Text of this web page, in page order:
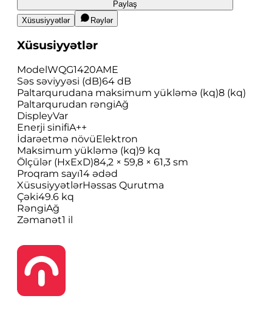
Paylaş
Xüsusiyyətlər
Rəylər
Xüsusiyyətlər
ModelWQG1420AME
Səs səviyyəsi (dB)64 dB
Paltarqurudana maksimum yükləmə (kq)8 (kq)
Paltarqurudan rəngiAğ
DispleyVar
Enerji sinifiA++
İdarəetmə növüElektron
Maksimum yükləmə (kq)9 kq
Ölçülər (HxExD)84,2 × 59,8 × 61,3 sm
Proqram sayı14 ədəd
XüsusiyyətlərHəssas Qurutma
Çəki49.6 kq
RəngiAğ
Zəmanət1 il